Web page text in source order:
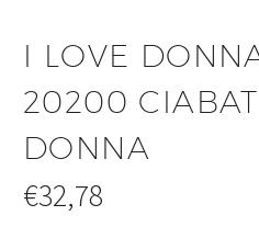
I LOVE
20200
DONNA
€32,78